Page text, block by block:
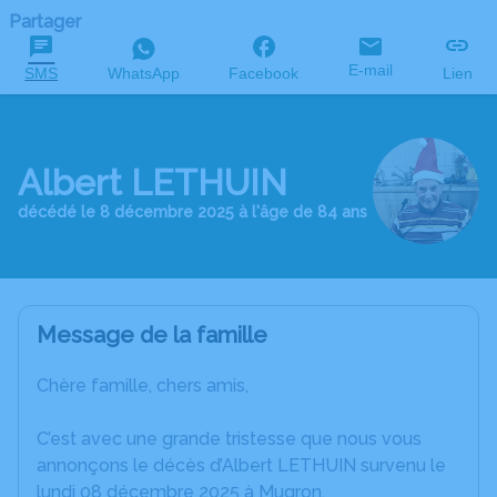
Partager
SMS WhatsApp Facebook E-mail Lien
Albert LETHUIN
décédé le 8 décembre 2025 à l'âge de 84 ans
Message de la famille
Chère famille, chers amis,
C’est avec une grande tristesse que nous vous
annonçons le décès d’Albert LETHUIN survenu le
lundi 08 décembre 2025 à Mugron.